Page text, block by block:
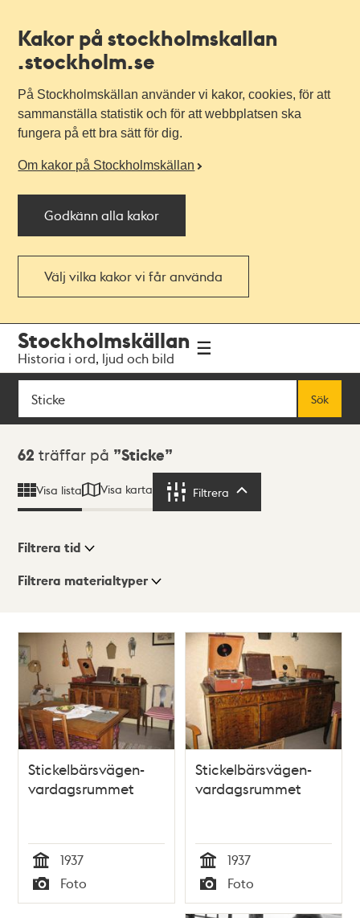
Kakor på stockholmskallan
.stockholm.se
På Stockholmskällan använder vi kakor, cookies, för att
sammanställa statistik och för att webbplatsen ska
fungera på ett bra sätt för dig.
Om kakor på Stockholmskällan
Godkänn alla kakor
Välj vilka kakor vi får använda
navigationen
huvudinnehållet
Stockholmskällan
Historia i ord, ljud och bild
Sök
Sök
Sökresultat
62 träffar på Sticke
Visa lista Visa karta Filtrera
Visningsläge
Karta
Filtrera tid
Filtrera materialtyper
träffar
Stickelbärsvägen-
vardagsrummet
Tid
1937
Typ
Foto
Stickelbärsvägen-
vardagsrummet
Tid
1937
Typ
Foto